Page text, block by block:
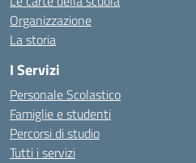
Organizzazione
La storia
I Servizi
Personale Scolastico
Famiglie e studenti
Percorsi di studio
Tutti i servizi